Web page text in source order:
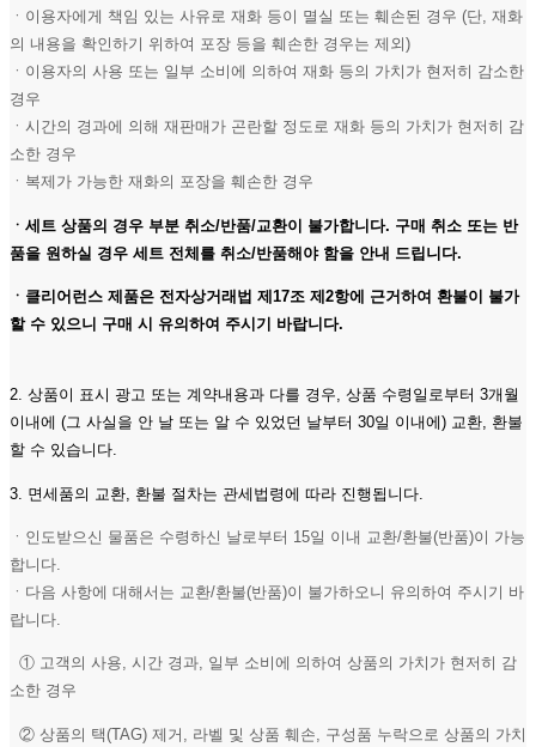
ㆍ이용자에게 책임 있는 사유로 재화 등이 멸실 또는 훼손된 경우 (단, 재화
의 내용을 확인하기 위하여 포장 등을 훼손한 경우는 제외)
ㆍ이용자의 사용 또는 일부 소비에 의하여 재화 등의 가치가 현저히 감소한
경우
ㆍ시간의 경과에 의해 재판매가 곤란할 정도로 재화 등의 가치가 현저히 감
소한 경우
ㆍ복제가 가능한 재화의 포장을 훼손한 경우
ㆍ세트 상품의 경우 부분 취소/반품/교환이 불가합니다. 구매 취소 또는 반
품을 원하실 경우 세트 전체를 취소/반품해야 함을 안내 드립니다.
ㆍ클리어런스 제품은 전자상거래법 제17조 제2항에 근거하여 환불이 불가
할 수 있으니 구매 시 유의하여 주시기 바랍니다.
2. 상품이 표시 광고 또는 계약내용과 다를 경우, 상품 수령일로부터 3개월
이내에 (그 사실을 안 날 또는 알 수 있었던 날부터 30일 이내에) 교환, 환불
할 수 있습니다.
3. 면세품의 교환, 환불 절차는 관세법령에 따라 진행됩니다.
ㆍ인도받으신 물품은 수령하신 날로부터 15일 이내 교환/환불(반품)이 가능
합니다.
ㆍ다음 사항에 대해서는 교환/환불(반품)이 불가하오니 유의하여 주시기 바
랍니다.
① 고객의 사용, 시간 경과, 일부 소비에 의하여 상품의 가치가 현저히 감
소한 경우
② 상품의 택(TAG) 제거, 라벨 및 상품 훼손, 구성품 누락으로 상품의 가치